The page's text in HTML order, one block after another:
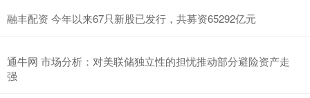
融丰配资 今年以来67只新股已发行，共募资65292亿元
通牛网 市场分析：对美联储独立性的担忧推动部分避险资产走
强